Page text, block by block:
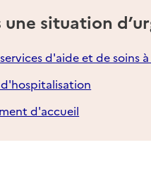
situation
d'aide et de soins
d'accueil